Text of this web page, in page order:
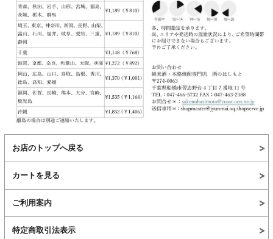
お店のトップへ戻る
カートを見る
ご利用案内
特定商取引法表示